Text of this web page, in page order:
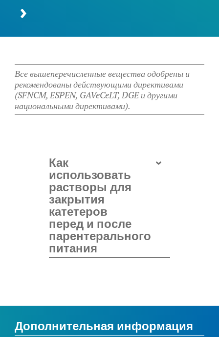
Все вышеперечисленные вещества одобрены и
рекомендованы действующими директивами
(SFNCM, ESPEN, GAVeCeLT, DGE и другими
национальными директивами).
Как
использовать
растворы для
закрытия
катетеров
перед и после
парентерального
питания
Дополнительная информация